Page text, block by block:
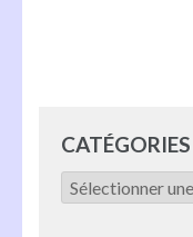
CATÉGORIES
Catégories